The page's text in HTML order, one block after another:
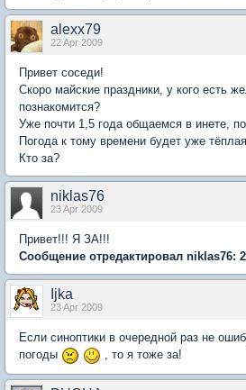
alexx79
22 Apr 2009
Привет соседи!
Скоро майские праздники, у кого есть
познакомится?
Уже почти 1,5 года общаемся в инете,
Погода к тому времени будет уже
Кто за?
niklas76
23 Apr 2009
Привет!!! Я ЗА!!!
Сообщение отредактировал niklas76:
Ijka
23 Apr 2009
Если синоптики в очередной раз не
погоды
, то я тоже за!